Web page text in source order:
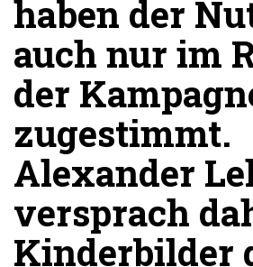
haben der
auch nur im
der
zugestimmt.
Alexander
versprach
Kinderbilder